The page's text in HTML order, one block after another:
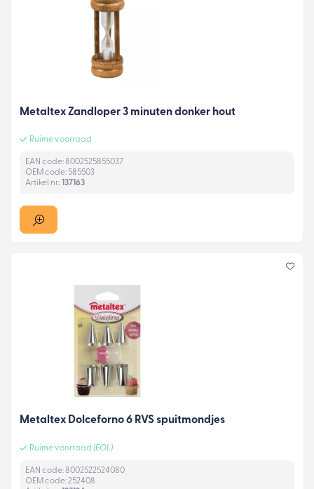
Metaltex Zandloper 3 minuten donker hout
Ruime voorraad
EAN code: 8002525855037
OEM code: 585503
Artikel nr.: 137163
Metaltex Dolceforno 6 RVS spuitmondjes
Ruime voorraad (EOL)
EAN code: 8002522524080
OEM code: 252408